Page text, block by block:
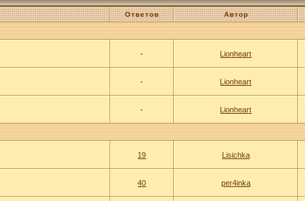
Ответов Автор
- Lionheart
- Lionheart
- Lionheart
19 Lisichka
40 per4inka